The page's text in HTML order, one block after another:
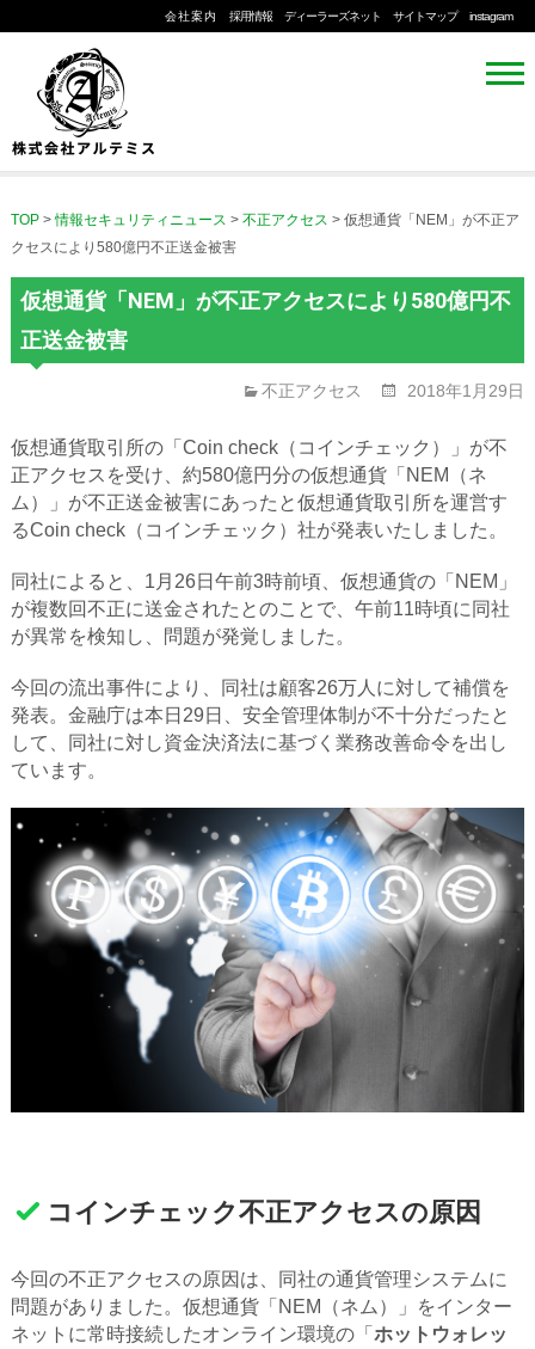
会社案内 採用情報 ディーラーズネット サイトマップ instagram
TOP>情報セキュリティニュース > 不正アクセス > 仮想通貨「NEM」が不正ア
クセスにより580億円不正送金被害
仮想通貨「NEM」が不正アクセスにより580億円不
正送金被害
2018年1月29日
不正アクセス
仮想通貨取引所の「Coin check（コインチェック）」が不
正アクセスを受け、約580億円分の仮想通貨「NEM（ネ
ム）」が不正送金被害にあったと仮想通貨取引所を運営す
るCoin check（コインチェック）社が発表いたしました。
同社によると、1月26日午前3時前頃、仮想通貨の「NEM」
が複数回不正に送金されたとのことで、午前11時頃に同社
が異常を検知し、問題が発覚しました。
今回の流出事件により、同社は顧客26万人に対して補償を
発表。金融庁は本日29日、安全管理体制が不十分だったと
して、同社に対し資金決済法に基づく業務改善命令を出し
ています。
コインチェック不正アクセスの原因
今回の不正アクセスの原因は、同社の通貨管理システムに
問題がありました。仮想通貨「NEM（ネム）」をインター
ネットに常時接続したオンライン環境の「 ホットウォレッ